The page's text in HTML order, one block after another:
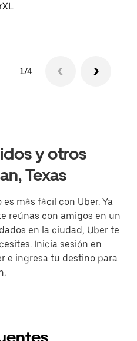
1/4
y otros
Texas
más fácil con Uber. Ya
reúnas con amigos en un
en la ciudad, Uber te
Inicia sesión en
e ingresa tu destino para